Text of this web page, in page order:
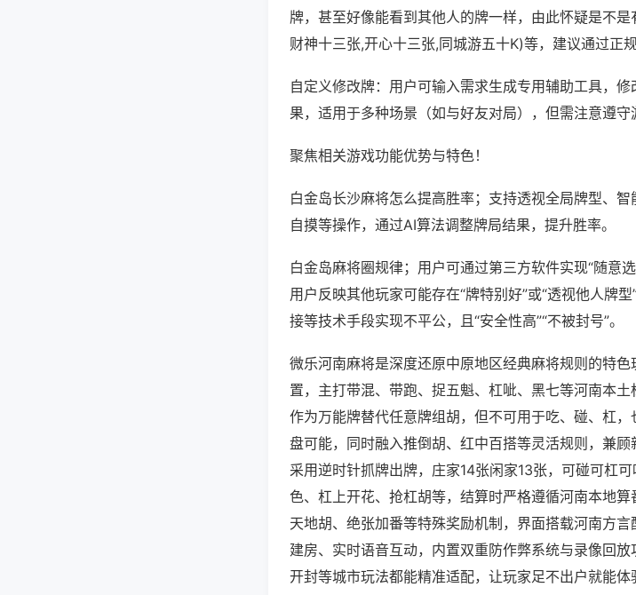
牌，甚至好像能看到其他人的牌一样，由此怀疑是不
财神十三张,开心十三张,同城游五十K)等，建议通过正
自定义修改牌：用户可输入需求生成专用辅助工具，
果，适用于多种场景（如与好友对局），但需注意遵守
聚焦相关游戏功能优势与特色！
白金岛长沙麻将怎么提高胜率；支持透视全局牌型、
自摸等操作，通过AI算法调整牌局结果，提升胜率。
白金岛麻将圈规律；用户可通过第三方软件实现“随意
用户反映其他玩家可能存在“牌特别好”或“透视他人牌
接等技术手段实现不平公，且“安全性高”“不被封号”。
微乐河南麻将是深度还原中原地区经典麻将规则的特
置，主打带混、带跑、捉五魁、杠呲、黑七等河南本
作为万能牌替代任意牌组胡，但不可用于吃、碰、杠
盘可能，同时融入推倒胡、红中百搭等灵活规则，兼顾
采用逆时针抓牌出牌，庄家14张闲家13张，可碰可杠
色、杠上开花、抢杠胡等，结算时严格遵循河南本地
天地胡、绝张加番等特殊奖励机制，界面搭载河南方
建房、实时语音互动，内置双重防作弊系统与录像回放
开封等城市玩法都能精准适配，让玩家足不出户就能